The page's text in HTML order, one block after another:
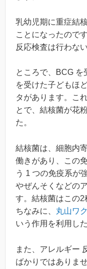
乳幼児期に重症結
ことになったので
反応検査は行わな
ところで、BCG を
を受けた子どもほ
タがあります。こ
とで、結核菌が花
た。
結核菌は、細胞内
働きがあり、この
う 1 つの免疫系が
やぜんそくなどの
す。結核菌はこの2
ちなみに、 丸山ワ
いう作用を利用し
また、アレルギー
ばかりではありま